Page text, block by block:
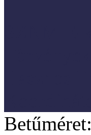
Betűméret: